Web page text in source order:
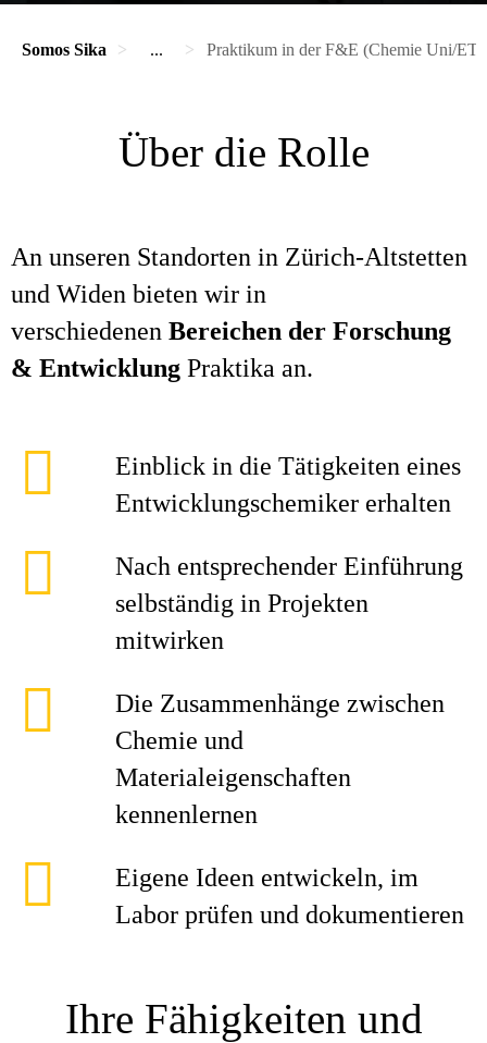
Somos Sika ... Praktikum in der F&E (Chemie Uni/
Über die Rolle
An unseren Standorten in Zürich-Altstetten
und Widen bieten wir in
verschiedenen Bereichen der Forschung
& Entwicklung Praktika an.
Einblick in die Tätigkeiten eines
Entwicklungschemiker erhalten
Nach entsprechender Einführung
selbständig in Projekten
mitwirken
Die Zusammenhänge zwischen
Chemie und
Materialeigenschaften
kennenlernen
Eigene Ideen entwickeln, im
Labor prüfen und dokumentieren
Ihre Fähigkeiten und